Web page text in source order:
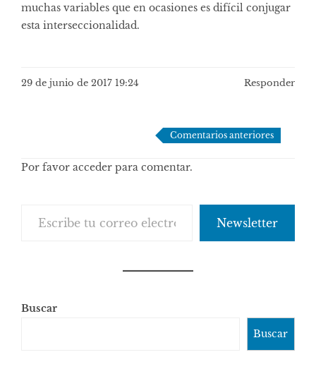
muchas variables que en ocasiones es difícil conjugar
esta interseccionalidad.
29 de junio de 2017 19:24 Responder
comentarios
Comentarios anteriores
Por favor acceder para comentar.
Newsletter
Buscar
Buscar